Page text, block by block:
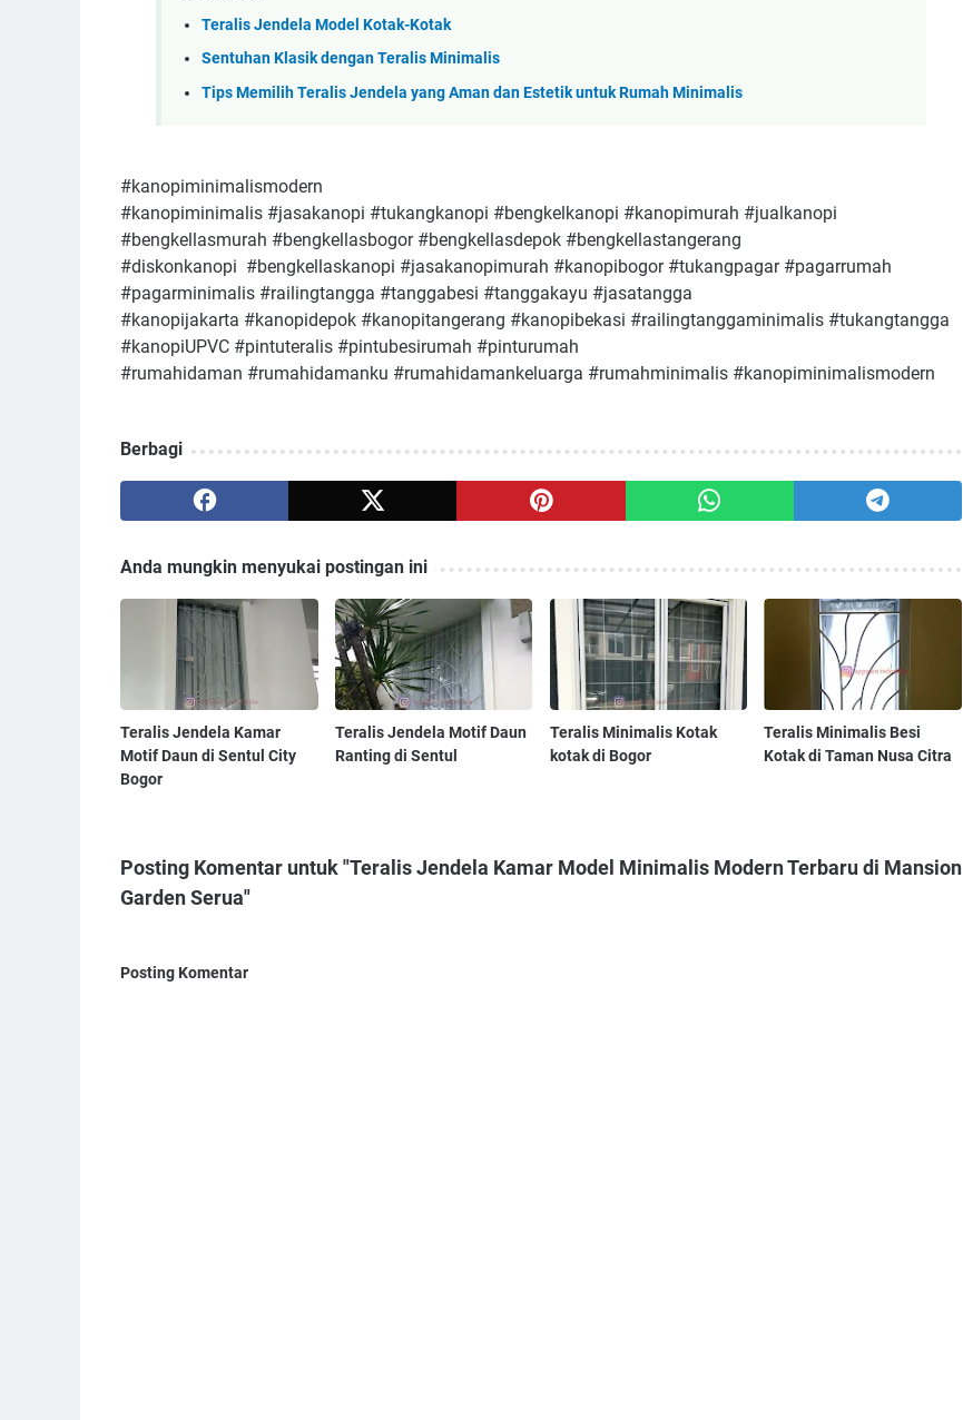
Teralis Jendela Model Kotak-Kotak
Sentuhan Klasik dengan Teralis Minimalis
Tips Memilih Teralis Jendela yang Aman dan Estetik untuk Rumah Minimalis
#kanopiminimalismodern
#kanopiminimalis #jasakanopi #tukangkanopi #bengkelkanopi #kanopimurah #jualkanopi
#bengkellasmurah #bengkellasbogor #bengkellasdepok #bengkellastangerang
#diskonkanopi #bengkellaskanopi #jasakanopimurah #kanopibogor #tukangpagar #pagarrumah
#pagarminimalis #railingtangga #tanggabesi #tanggakayu #jasatangga
#kanopijakarta #kanopidepok #kanopitangerang #kanopibekasi #railingtanggaminimalis #tukangtangga
#kanopiUPVC #pintuteralis #pintubesirumah #pinturumah
#rumahidaman #rumahidamanku #rumahidamankeluarga #rumahminimalis #kanopiminimalismodern
Berbagi
Anda mungkin menyukai postingan ini
Teralis Jendela Kamar
Motif Daun di Sentul City
Bogor
Teralis Jendela Motif Daun
Ranting di Sentul
Teralis Minimalis Kotak
kotak di Bogor
Teralis Minimalis Besi
Kotak di Taman Nusa Citra
Posting Komentar untuk "Teralis Jendela Kamar Model Minimalis Modern Terbaru di Mansion
Garden Serua"
Posting Komentar